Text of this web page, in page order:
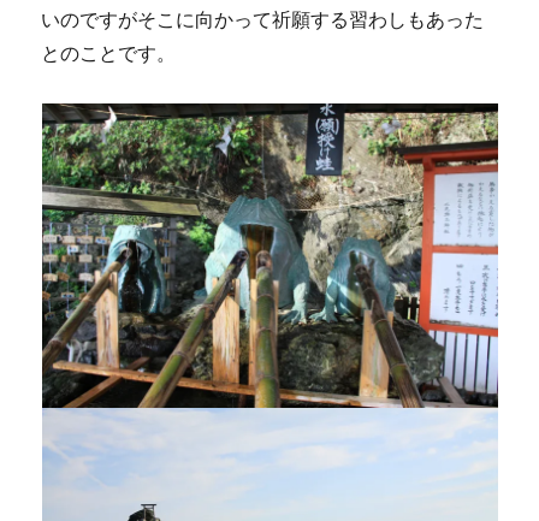
いのですがそこに向かって祈願する習わしもあった
とのことです。